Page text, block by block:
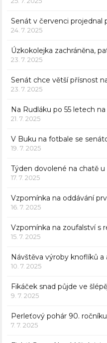
Senát v červenci projednal
24. 7. 2025
Úzkokolejka zachráněna,
23. 7. 2025
Senát chce větší přísnost
23. 7. 2025
Na Rudláku po 55 letech
21. 7. 2025
V Buku na fotbale se
19. 7. 2025
Týden dovolené na chatě u
17. 7. 2025
Vzpomínka na oddávání
16. 7. 2025
Vzpomínka na zoufalství s
15. 7. 2025
Návštěva výroby knoflíků
10. 7. 2025
Fikáček snad půjde ve
9. 7. 2025
Perleťový pohár 90.
7. 7. 2025